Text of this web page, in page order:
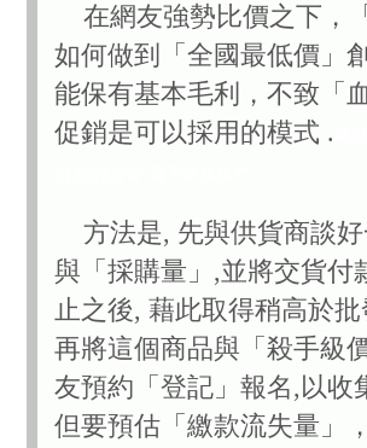
在網友強勢比價之下，
如何做到「全國最低價」
能保有基本毛利，不致「
促銷是可以採用的模式 .
方法是, 先與供貨商談
與「採購量」,並將交貨付
止之後, 藉此取得稍高於
再將這個商品與「殺手級
友預約「登記」報名,以收
但要預估「繳款流失量」